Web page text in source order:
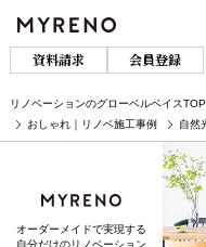
資料請求
会員登録
リノベーションのグローベルベイスTOP
おしゃれ｜リノベ施工事例
自然
オーダーメイドで実現する
自分だけのリノベーション